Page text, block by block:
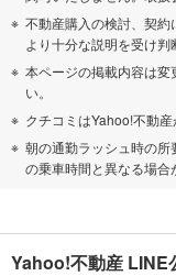
不動産購入の検討、契
より十分な説明を受け判
本ページの掲載内容は
い。
クチコミはYahoo!不動
朝の通勤ラッシュ時の
の乗車時間と異なる場合
Yahoo!不動産 LINE